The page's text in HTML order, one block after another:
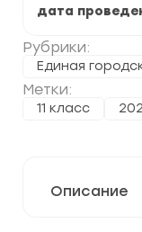
дата
Рубрики:
Единая
Метки:
11 класс
Описание